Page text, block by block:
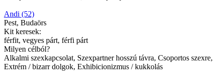
Andi (52)
Pest, Budaörs
Kit keresek:
férfit, vegyes párt, férfi párt
Milyen célból?
Alkalmi szexkapcsolat, Szexpartner hosszú távra, Csoportos szexre,
Extrém / bizarr dolgok, Exhibicionizmus / kukkolás